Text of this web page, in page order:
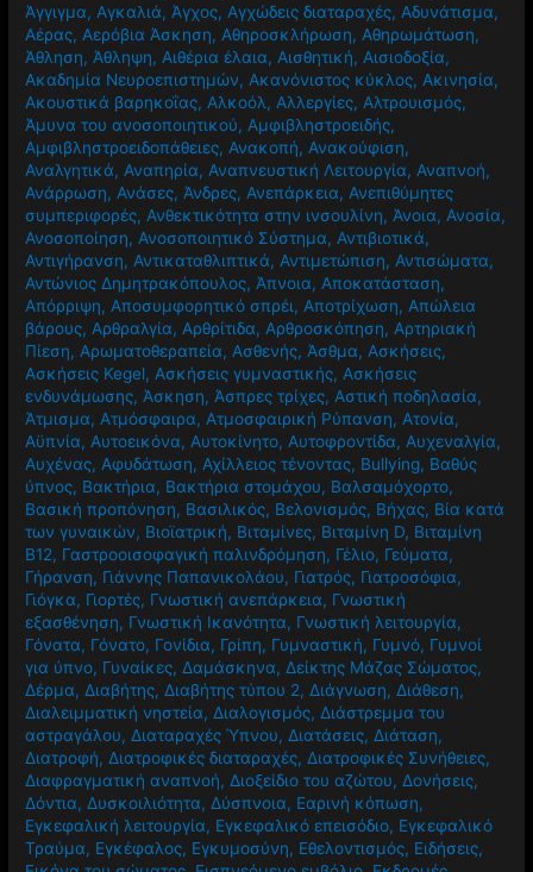
Άγγιγμα, Αγκαλιά, Άγχος, Αγχώδεις διαταραχές, Αδυνάτισμα,
Αέρας, Αερόβια Άσκηση, Αθηροσκλήρωση, Αθηρωμάτωση,
Άθληση, Άθληψη, Αιθέρια έλαια, Αισθητική, Αισιοδοξία,
Ακαδημία Νευροεπιστημών, Ακανόνιστος κύκλος, Ακινησία,
Ακουστικά βαρηκοΐας, Αλκοόλ, Αλλεργίες, Αλτρουισμός,
Άμυνα του ανοσοποιητικού, Αμφιβληστροειδής,
Αμφιβληστροειδοπάθειες, Ανακοπή, Ανακούφιση,
Αναλγητικά, Αναπηρία, Αναπνευστική Λειτουργία, Αναπνοή,
Ανάρρωση, Ανάσες, Άνδρες, Ανεπάρκεια, Ανεπιθύμητες
συμπεριφορές, Ανθεκτικότητα στην ινσουλίνη, Άνοια, Ανοσία,
Ανοσοποίηση, Ανοσοποιητικό Σύστημα, Αντιβιοτικά,
Αντιγήρανση, Αντικαταθλιπτικά, Αντιμετώπιση, Αντισώματα,
Αντώνιος Δημητρακόπουλος, Άπνοια, Αποκατάσταση,
Απόρριψη, Αποσυμφορητικό σπρέι, Αποτρίχωση, Απώλεια
βάρους, Αρθραλγία, Αρθρίτιδα, Αρθροσκόπηση, Αρτηριακή
Πίεση, Αρωματοθεραπεία, Ασθενής, Άσθμα, Ασκήσεις,
Ασκήσεις Kegel, Ασκήσεις γυμναστικής, Ασκήσεις
ενδυνάμωσης, Άσκηση, Άσπρες τρίχες, Αστική ποδηλασία,
Άτμισμα, Ατμόσφαιρα, Ατμοσφαιρική Ρύπανση, Ατονία,
Αϋπνία, Αυτοεικόνα, Αυτοκίνητο, Αυτοφροντίδα, Αυχεναλγία,
Αυχένας, Αφυδάτωση, Αχίλλειος τένοντας, Βullying, Βαθύς
ύπνος, Βακτήρια, Βακτήρια στομάχου, Βαλσαμόχορτο,
Βασική προπόνηση, Βασιλικός, Βελονισμός, Βήχας, Βία κατά
των γυναικών, Βιοϊατρική, Βιταμίνες, Βιταμίνη D, Βιταμίνη
Β12, Γαστροοισοφαγική παλινδρόμηση, Γέλιο, Γεύματα,
Γήρανση, Γιάννης Παπανικολάου, Γιατρός, Γιατροσόφια,
Γιόγκα, Γιορτές, Γνωστική ανεπάρκεια, Γνωστική
εξασθένηση, Γνωστική Ικανότητα, Γνωστική λειτουργία,
Γόνατα, Γόνατο, Γονίδια, Γρίπη, Γυμναστική, Γυμνό, Γυμνοί
για ύπνο, Γυναίκες, Δαμάσκηνα, Δείκτης Μάζας Σώματος,
Δέρμα, Διαβήτης, Διαβήτης τύπου 2, Διάγνωση, Διάθεση,
Διαλειμματική νηστεία, Διαλογισμός, Διάστρεμμα του
αστραγάλου, Διαταραχές Ύπνου, Διατάσεις, Διάταση,
Διατροφή, Διατροφικές διαταραχές, Διατροφικές Συνήθειες,
Διαφραγματική αναπνοή, Διοξείδιο του αζώτου, Δονήσεις,
Δόντια, Δυσκοιλιότητα, Δύσπνοια, Εαρινή κόπωση,
Εγκεφαλική λειτουργία, Εγκεφαλικό επεισόδιο, Εγκεφαλικό
Τραύμα, Εγκέφαλος, Εγκυμοσύνη, Εθελοντισμός, Ειδήσεις,